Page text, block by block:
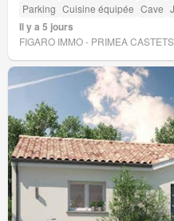
Parking Cuisine équipée Cave
Il y a 5 jours
FIGARO IMMO - PRIMEA CASTETS